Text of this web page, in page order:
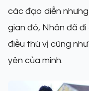
các đạo diễn
gian đó, Nhân đã
điều thú vị cũng
yên của mình.